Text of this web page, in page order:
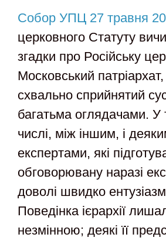
Собор УПЦ 27 травня
церковного Статуту
згадки про Російську
Московський
схвально сприйнятий
багатьма оглядачами. У
числі, між іншим, і
експертами, які
обговорювану наразі
доволі швидко
Поведінка ієрархії
незмінною; деякі її